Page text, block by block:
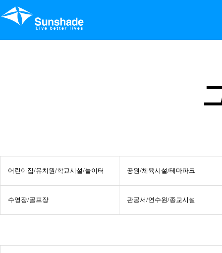
어린이집/유치원/학교시설/놀이터 공원/체육시설/테마파크
수영장/골프장 관공서/연수원/종교시설